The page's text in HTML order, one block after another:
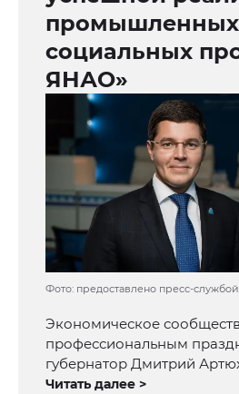
социальных
ЯНАО»
Фото: предоставлено пресс-
Экономическое
профессиональным
губернатор Дмитрий
Читать далее >